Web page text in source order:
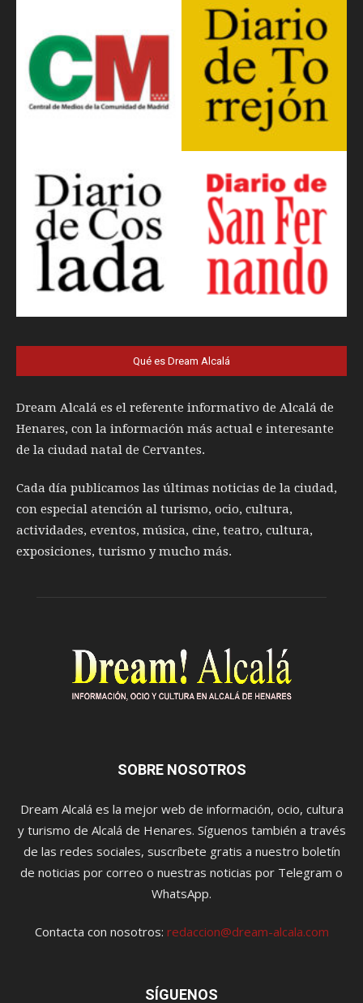
Qué es Dream Alcalá
Dream Alcalá es el referente informativo de Alcalá de
Henares, con la información más actual e interesante
de la ciudad natal de Cervantes.
Cada día publicamos las últimas noticias de la ciudad,
con especial atención al turismo, ocio, cultura,
actividades, eventos, música, cine, teatro, cultura,
exposiciones, turismo y mucho más.
SOBRE NOSOTROS
Dream Alcalá es la mejor web de información, ocio, cultura
y turismo de Alcalá de Henares. Síguenos también a través
de las redes sociales, suscríbete gratis a nuestro boletín
de noticias por correo o nuestras noticias por Telegram o
WhatsApp.
Contacta con nosotros: redaccion@dream-alcala.com
SÍGUENOS